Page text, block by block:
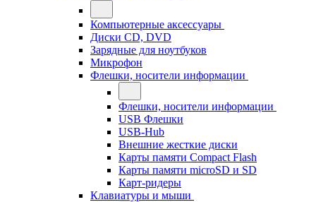
Компьютерные аксессуары
Диски CD, DVD
Зарядные для ноутбуков
Микрофон
Флешки, носители информации
Флешки, носители информации
USB Флешки
USB-Hub
Внешние жесткие диски
Карты памяти Compact Flash
Карты памяти microSD и SD
Карт-ридеры
Клавиатуры и мыши